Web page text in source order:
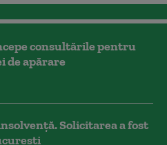
consultările pentru
de apărare
Solicitarea a fost